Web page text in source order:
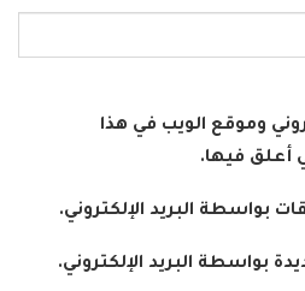
وموقع الويب في هذا
أعلق فيها.
بواسطة البريد الإلكتروني.
بواسطة البريد الإلكتروني.